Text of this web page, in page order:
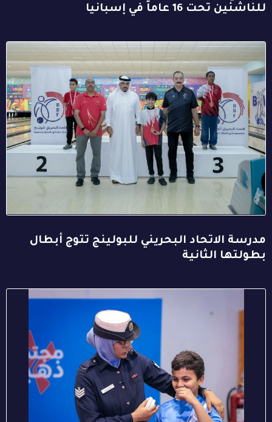
للناشئين تحت 16 عاماً في إسبانيا
مدرسة الاتحاد البحريني للبولينج تتوج أبطال
بطولتها الثانية